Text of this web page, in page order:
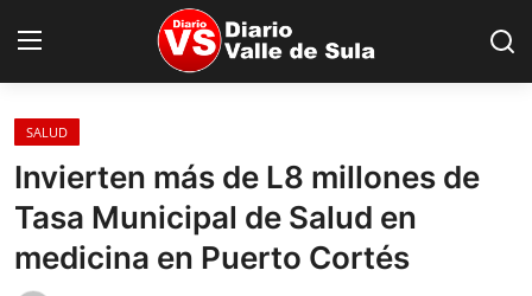
Inicio
Nacionales
Internacionales
SALUD
Invierten más de L8 millones de
Tasa Municipal de Salud en
medicina en Puerto Cortés